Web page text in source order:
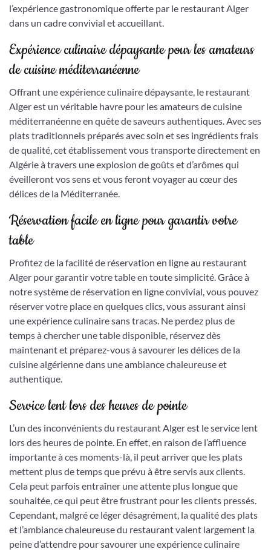
l’expérience gastronomique offerte par le restaurant Alger
dans un cadre convivial et accueillant.
Expérience culinaire dépaysante pour les amateurs
de cuisine méditerranéenne
Offrant une expérience culinaire dépaysante, le restaurant
Alger est un véritable havre pour les amateurs de cuisine
méditerranéenne en quête de saveurs authentiques. Avec ses
plats traditionnels préparés avec soin et ses ingrédients frais
de qualité, cet établissement vous transporte directement en
Algérie à travers une explosion de goûts et d’arômes qui
éveilleront vos sens et vous feront voyager au cœur des
délices de la Méditerranée.
Réservation facile en ligne pour garantir votre
table
Profitez de la facilité de réservation en ligne au restaurant
Alger pour garantir votre table en toute simplicité. Grâce à
notre système de réservation en ligne convivial, vous pouvez
réserver votre place en quelques clics, vous assurant ainsi
une expérience culinaire sans tracas. Ne perdez plus de
temps à chercher une table disponible, réservez dès
maintenant et préparez-vous à savourer les délices de la
cuisine algérienne dans une ambiance chaleureuse et
authentique.
Service lent lors des heures de pointe
L’un des inconvénients du restaurant Alger est le service lent
lors des heures de pointe. En effet, en raison de l’affluence
importante à ces moments-là, il peut arriver que les plats
mettent plus de temps que prévu à être servis aux clients.
Cela peut parfois entraîner une attente plus longue que
souhaitée, ce qui peut être frustrant pour les clients pressés.
Cependant, malgré ce léger désagrément, la qualité des plats
et l’ambiance chaleureuse du restaurant valent largement la
peine d’attendre pour savourer une expérience culinaire